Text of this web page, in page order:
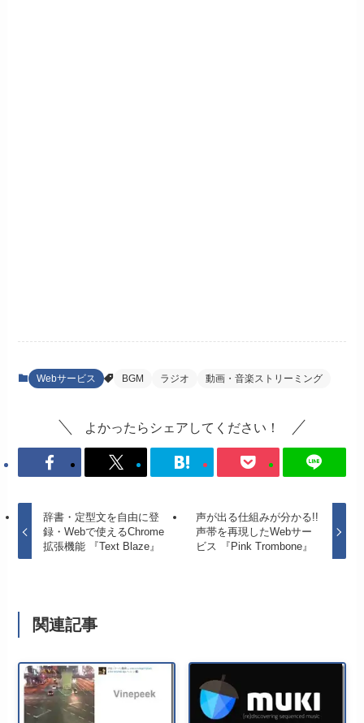
Webサービス BGM ラジオ 動画・音楽ストリーミング
よかったらシェアしてください！
辞書・定型文を自由に登
録・Webで使えるChrome
拡張機能 『Text Blaze』
声が出る仕組みが分かる!!
声帯を再現したWebサー
ビス 『Pink Trombone』
関連記事